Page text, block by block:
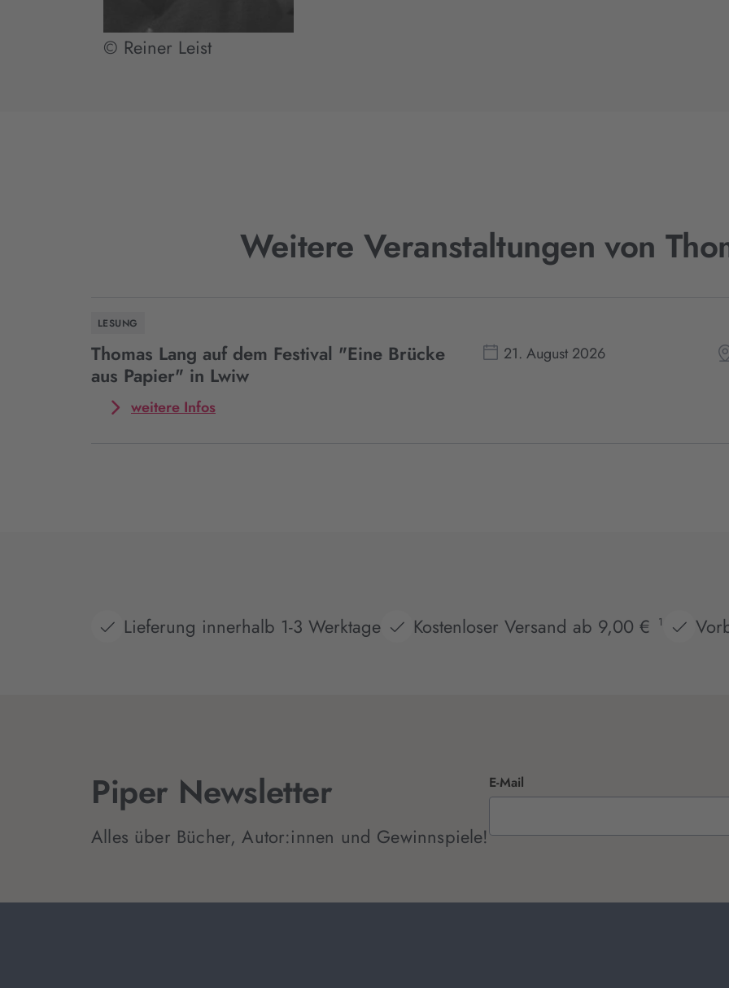
© Reiner Leist
Weitere Veranstaltungen von
LESUNG
Thomas Lang auf dem Festival "Eine Brücke
aus Papier" in Lwiw
21. August 2026
weitere InfosMehr
in
Lwiw
Lieferung innerhalb 1-3 Werktage Kostenloser Versand ab 9,00 € 1
Piper Newsletter
Alles über Bücher, Autor:innen und Gewinnspiele!
E-Mail